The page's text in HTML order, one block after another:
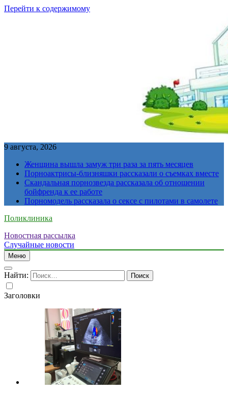
Перейти к содержимому
9 августа, 2026
Женщина вышла замуж три раза за пять месяцев
Порноактрисы-близняшки рассказали о съемках вместе
Скандальная порнозвезда рассказала об отношении
бойфренда к ее работе
Порномодель рассказала о сексе с пилотами в самолете
Поликлиника
Новостная рассылка
Случайные новости
Меню
Найти:
Заголовки